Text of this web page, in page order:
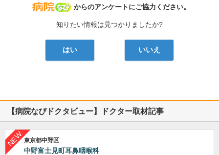
病院なび
からのアンケートにご協力ください。
知りたい情報は見つかりましたか?
はい いいえ
【病院なびドクタビュー】ドクター取材記事
東京都中野区
中野富士見町耳鼻咽喉科